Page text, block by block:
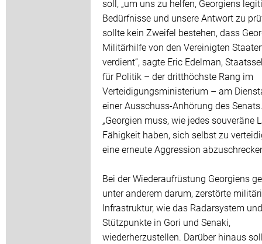
soll, „um uns zu helfen, Georgiens
Bedürfnisse und unsere Antwort zu
sollte kein Zweifel bestehen, dass
Militärhilfe von den Vereinigten
verdient“, sagte Eric Edelman,
für Politik – der dritthöchste Rang im
Verteidigungsministerium – am
einer Ausschuss-Anhörung des Senats.
„Georgien muss, wie jedes souveräne
Fähigkeit haben, sich selbst zu
eine erneute Aggression
Bei der Wiederaufrüstung Georgiens
unter anderem darum, zerstörte
Infrastruktur, wie das Radarsystem
Stützpunkte in Gori und Senaki,
wiederherzustellen. Darüber hinaus